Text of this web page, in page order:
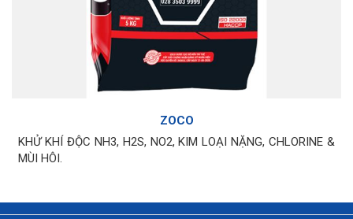
ZOCO
KHỬ KHÍ ĐỘC NH3, H2S, NO2, KIM LOẠI NẶNG, CHLORINE &
MÙI HÔI.